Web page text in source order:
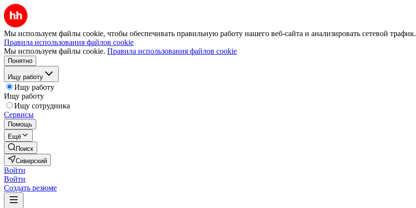
Мы используем файлы cookie, чтобы обеспечивать правильную работу нашего веб-сайта и анализировать сетевой трафик.
Правила использования файлов cookie
Мы используем файлы cookie. Правила использования файлов cookie
Понятно
Ищу работу
Ищу работу
Ищу работу
Ищу сотрудника
Сервисы
Помощь
Ещё
Поиск
Сиверский
Войти
Войти
Создать резюме